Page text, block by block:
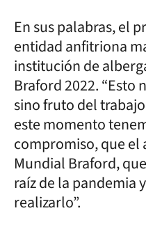
En sus palabras, el
entidad anfitriona
institución de
Braford 2022. “Esto
sino fruto del
este momento
compromiso, que el
Mundial Braford,
raíz de la pandemia
realizarlo”.